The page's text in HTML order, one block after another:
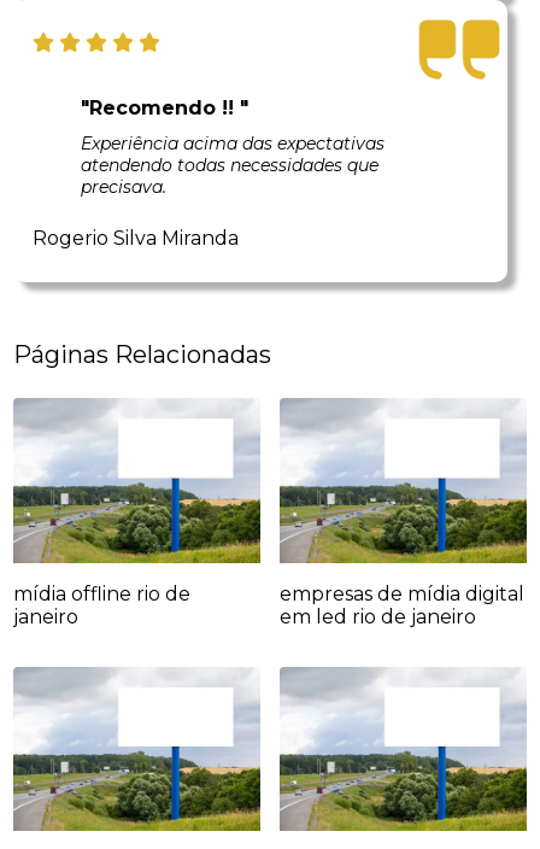
"Recomendo !! "
Experiência acima das expectativas
atendendo todas necessidades que
precisava.
Rogerio Silva Miranda
Páginas Relacionadas
mídia offline rio de
janeiro
empresas de mídia digital
em led rio de janeiro